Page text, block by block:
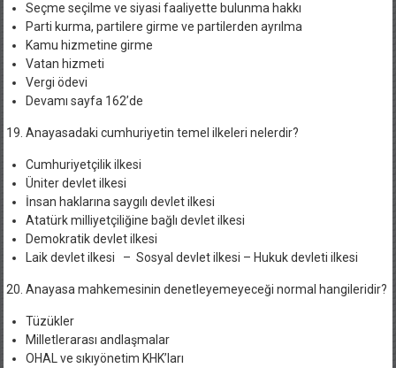
Seçme seçilme ve siyasi faaliyette bulunma hakkı
Parti kurma, partilere girme ve partilerden ayrılma
Kamu hizmetine girme
Vatan hizmeti
Vergi ödevi
Devamı sayfa 162’de
Anayasadaki cumhuriyetin temel ilkeleri nelerdir?
Cumhuriyetçilik ilkesi
Üniter devlet ilkesi
İnsan haklarına saygılı devlet ilkesi
Atatürk milliyetçiliğine bağlı devlet ilkesi
Demokratik devlet ilkesi
Laik devlet ilkesi – Sosyal devlet ilkesi – Hukuk devleti ilkesi
Anayasa mahkemesinin denetleyemeyeceği normal hangileridir?
Tüzükler
Milletlerarası andlaşmalar
OHAL ve sıkıyönetim KHK’ları